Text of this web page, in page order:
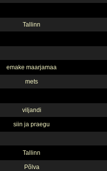
Tallinn
emake maarjamaa
mets
viljandi
siin ja praegu
Tallinn
Põlva